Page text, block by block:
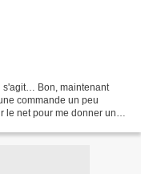
s'agit… Bon, maintenant
commande un peu
net pour me donner une